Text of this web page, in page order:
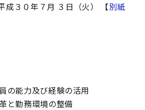
成３０年７月 ３日（火） 【別紙
の能力及び経験の活用
と勤務環境の整備